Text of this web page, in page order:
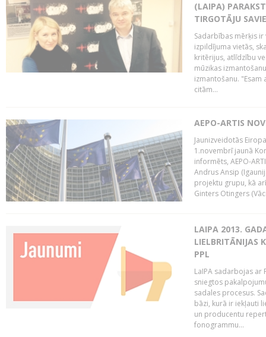
(LAIPA)
TIRGOTĀJU
Sadarbības mērķis
izpildījuma vietās,
kritērijus, atlīdzību
mūzikas
izmantošanu.
citām...
AEPO-ARTIS
Jaunizveidotās
1.novembrī jaunā
informēts, AEPO-
Andrus Ansip
projektu grupu, kā
Ginters Otingers
LAIPA 2013.
LIELBRITĀNIJAS
PPL
LaIPA sadarbojas
sniegtos
sadales procesus.
bāzi, kurā ir iekļauti
un producentu
fonogrammu...